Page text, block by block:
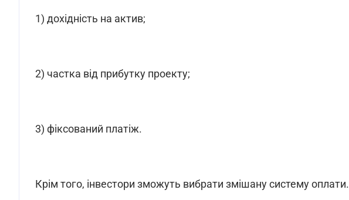
1) дохідність на актив;
2) частка від прибутку проекту;
3) фіксований платіж.
Крім того, інвестори зможуть вибрати змішану систему оплати.